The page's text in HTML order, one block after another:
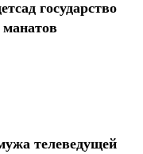
государство
манатов
телеведущей